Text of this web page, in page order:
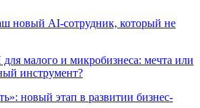
новый AI-сотрудник, который не
малого и микробизнеса: мечта или
инструмент?
новый этап в развитии бизнес-